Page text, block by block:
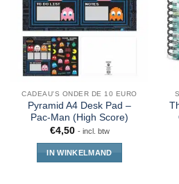
CADEAU'S ONDER DE 10 EURO
Pyramid A4 Desk Pad –
Pac-Man (High Score)
€4,50 - incl. btw
IN WINKELMAND